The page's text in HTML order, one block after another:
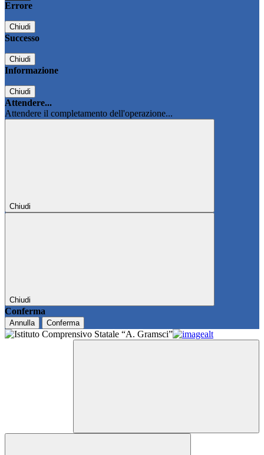
Errore
Chiudi
Successo
Chiudi
Informazione
Chiudi
Attendere...
Attendere il completamento dell'operazione...
Chiudi
Chiudi
Conferma
Annulla Conferma